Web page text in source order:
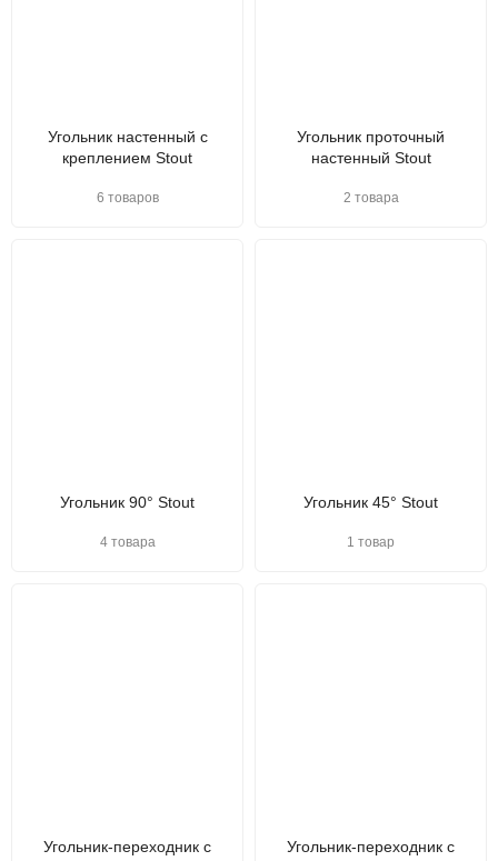
Угольник настенный с
креплением Stout
6 товаров
Угольник проточный
настенный Stout
2 товара
Угольник 90° Stout
4 товара
Угольник 45° Stout
1 товар
Угольник-переходник с
Угольник-переходник с